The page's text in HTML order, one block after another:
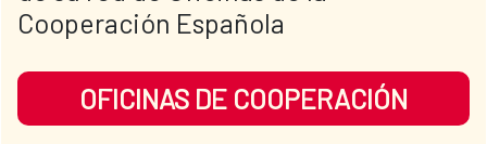
Cooperación Española
OFICINAS DE COOPERACIÓN